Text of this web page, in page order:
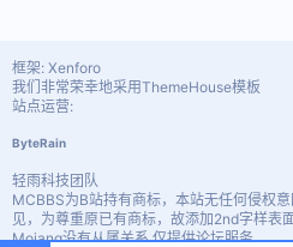
框架: Xenforo
我们非常荣幸地采用ThemeHouse模板
站点运营:
ByteRain
轻雨科技团队
MCBBS为B站持有商标，本站无任何侵权
见，为尊重原已有商标，故添加2nd字样表
Mojang没有从属关系 仅提供论坛服务。